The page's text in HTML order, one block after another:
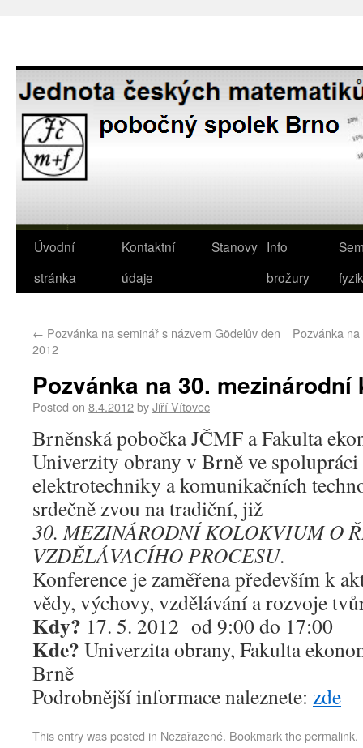
Úvodní
stránka
Kontaktní
údaje
Stanovy Info
brožury
← Pozvánka na seminář s názvem Gödelův den
2012
Pozvánka
Pozvánka na 30.
Posted on 8.4.2012byJiří Vítovec
Brněnská pobočka JČMF a Fakulta
Univerzity obrany v Brně ve
elektrotechniky a komunikačních
srdečně zvou na tradiční, již
30. MEZINÁRODNÍ KOLOKVIUM O
VZDĚLÁVACÍHO PROCESU.
Konference je zaměřena především k
vědy, výchovy, vzdělávání a rozvoje
Kdy? 17. 5. 2012 od 9:00 do 17:00
Kde? Univerzita obrany, Fakulta
Brně
Podrobnější informace naleznete: zde
This entry was posted in Nezařazené. Bookmark thepermalink.